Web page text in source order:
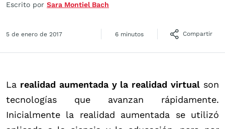
Escrito por Sara Montiel Bach
5 de enero de 2017 6 minutos Compartir
La realidad aumentada y la realidad virtual son
tecnologías que avanzan rápidamente.
Inicialmente la realidad aumentada se utilizó